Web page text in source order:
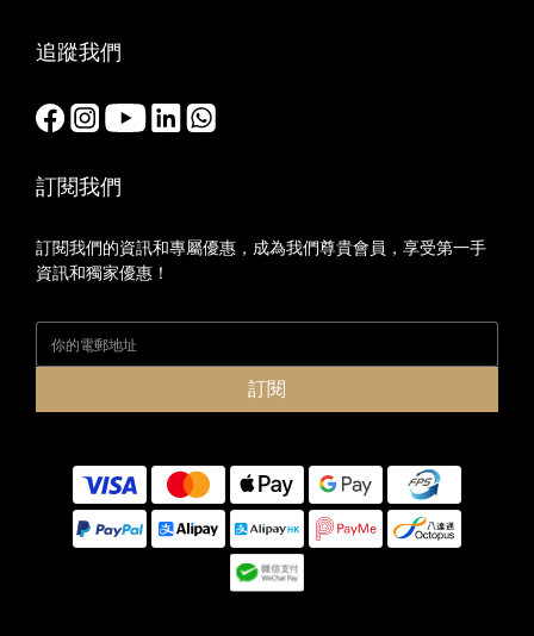
追蹤我們
訂閱我們
訂閱我們的資訊和專屬優惠，成為我們尊貴會員，享受第一手
資訊和獨家優惠！
訂閱